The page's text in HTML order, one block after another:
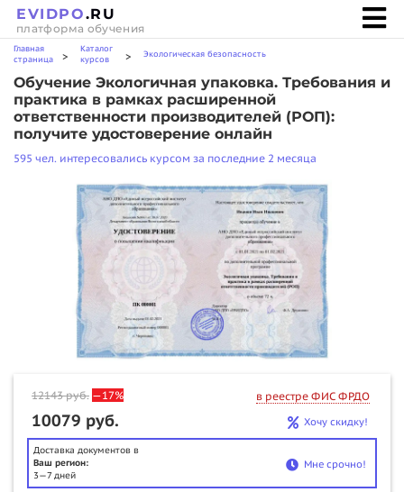
EVIDPO.RU
платформа обучения
Главная
страница
>
Каталог
курсов
> Экологическая безопасность
Обучение Экологичная упаковка. Требования и
практика в рамках расширенной
ответственности производителей (РОП):
получите удостоверение онлайн
595 чел. интересовались курсом за последние 2 месяца
12143руб. —17% в реестре ФИС ФРДО
10079 руб. Хочу скидку!
Доставка документов в
Ваш регион:
3—7 дней
Мне срочно!